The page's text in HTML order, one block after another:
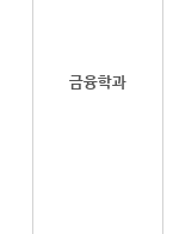
금융학과